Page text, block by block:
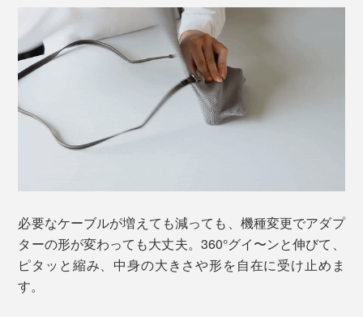
必要なケーブルが増えても減っても、機種変更でアダプ
ターの形が変わっても大丈夫。360°グイ〜ンと伸びて、
ピタッと縮み、中身の大きさや形を自在に受け止めま
す。